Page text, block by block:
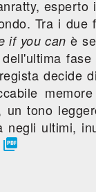
esperto
Tra i due
if you can è
decide
un tono
negli ultimi,
